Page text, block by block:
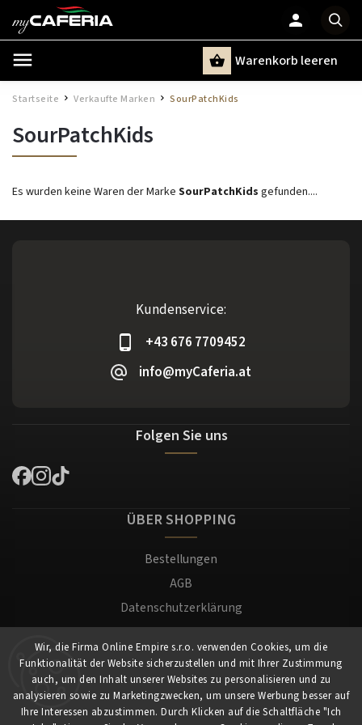
Wir, die Firma Online Empire s.r.o. verwenden Cookies, um die
Funktionalität der Website sicherzustellen und mit Ihrer Zustimmung
auch, um den Inhalt unserer Websites zu personalisieren und zu
analysieren sowie zu Marketingzwecken, um unsere Werbung besser auf
Ihre Interessen abzustimmen. Durch Klicken auf die Schaltfläche "Ich
Warenkorb leeren
Startseite / Verkaufte Marken / SourPatchKids
SourPatchKids
Es wurden keine Waren der Marke SourPatchKids gefunden....
Kundenservice:
+43 676 7709452
info@myCaferia.at
Folgen Sie uns
ÜBER SHOPPING
Bestellungen
AGB
Datenschutzerklärung
Versand und Zahlung
Warenrücksendung
Impressum